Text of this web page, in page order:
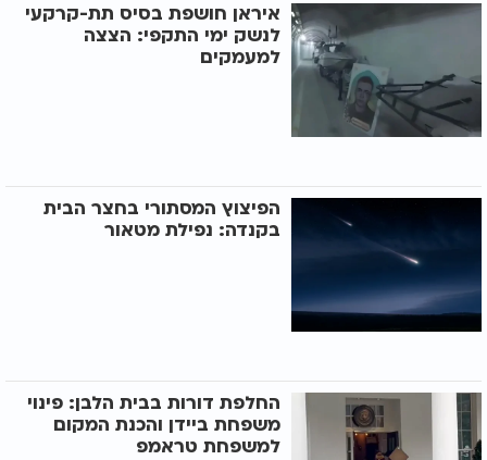
איראן חושפת בסיס תת-קרקעי
לנשק ימי התקפי: הצצה
למעמקים
הפיצוץ המסתורי בחצר הבית
בקנדה: נפילת מטאור
החלפת דורות בבית הלבן: פינוי
משפחת ביידן והכנת המקום
למשפחת טראמפ